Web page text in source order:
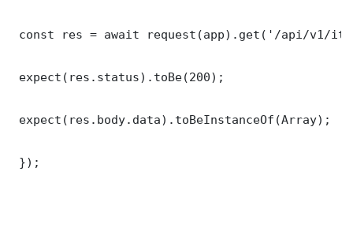
const res = await request(app).get('/api/v1/
expect(res.status).toBe(200);
expect(res.body.data).toBeInstanceOf(Array);
});